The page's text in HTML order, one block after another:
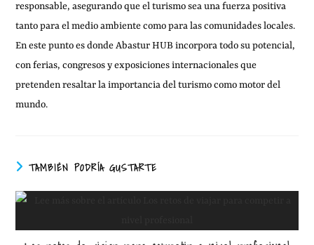
responsable, asegurando que el turismo sea una fuerza positiva
tanto para el medio ambiente como para las comunidades locales.
En este punto es donde Abastur HUB incorpora todo su potencial,
con ferias, congresos y exposiciones internacionales que
pretenden resaltar la importancia del turismo como motor del
mundo.
TAMBIÉN PODRÍA GUSTARTE